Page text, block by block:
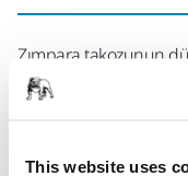
This website uses
Zımpara takozunun
zımparalama
esnek ve ergonomik
herhangi bir içbükey